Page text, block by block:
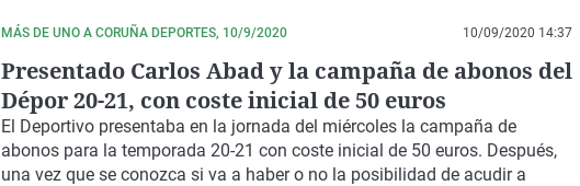
MÁS DE UNO A CORUÑA DEPORTES, 10/9/2020 10/09/2020 14:37
Presentado Carlos Abad y la campaña de abonos del
Dépor 20-21, con coste inicial de 50 euros
El Deportivo presentaba en la jornada del miércoles la campaña de
abonos para la temporada 20-21 con coste inicial de 50 euros. Después,
una vez que se conozca si va a haber o no la posibilidad de acudir a